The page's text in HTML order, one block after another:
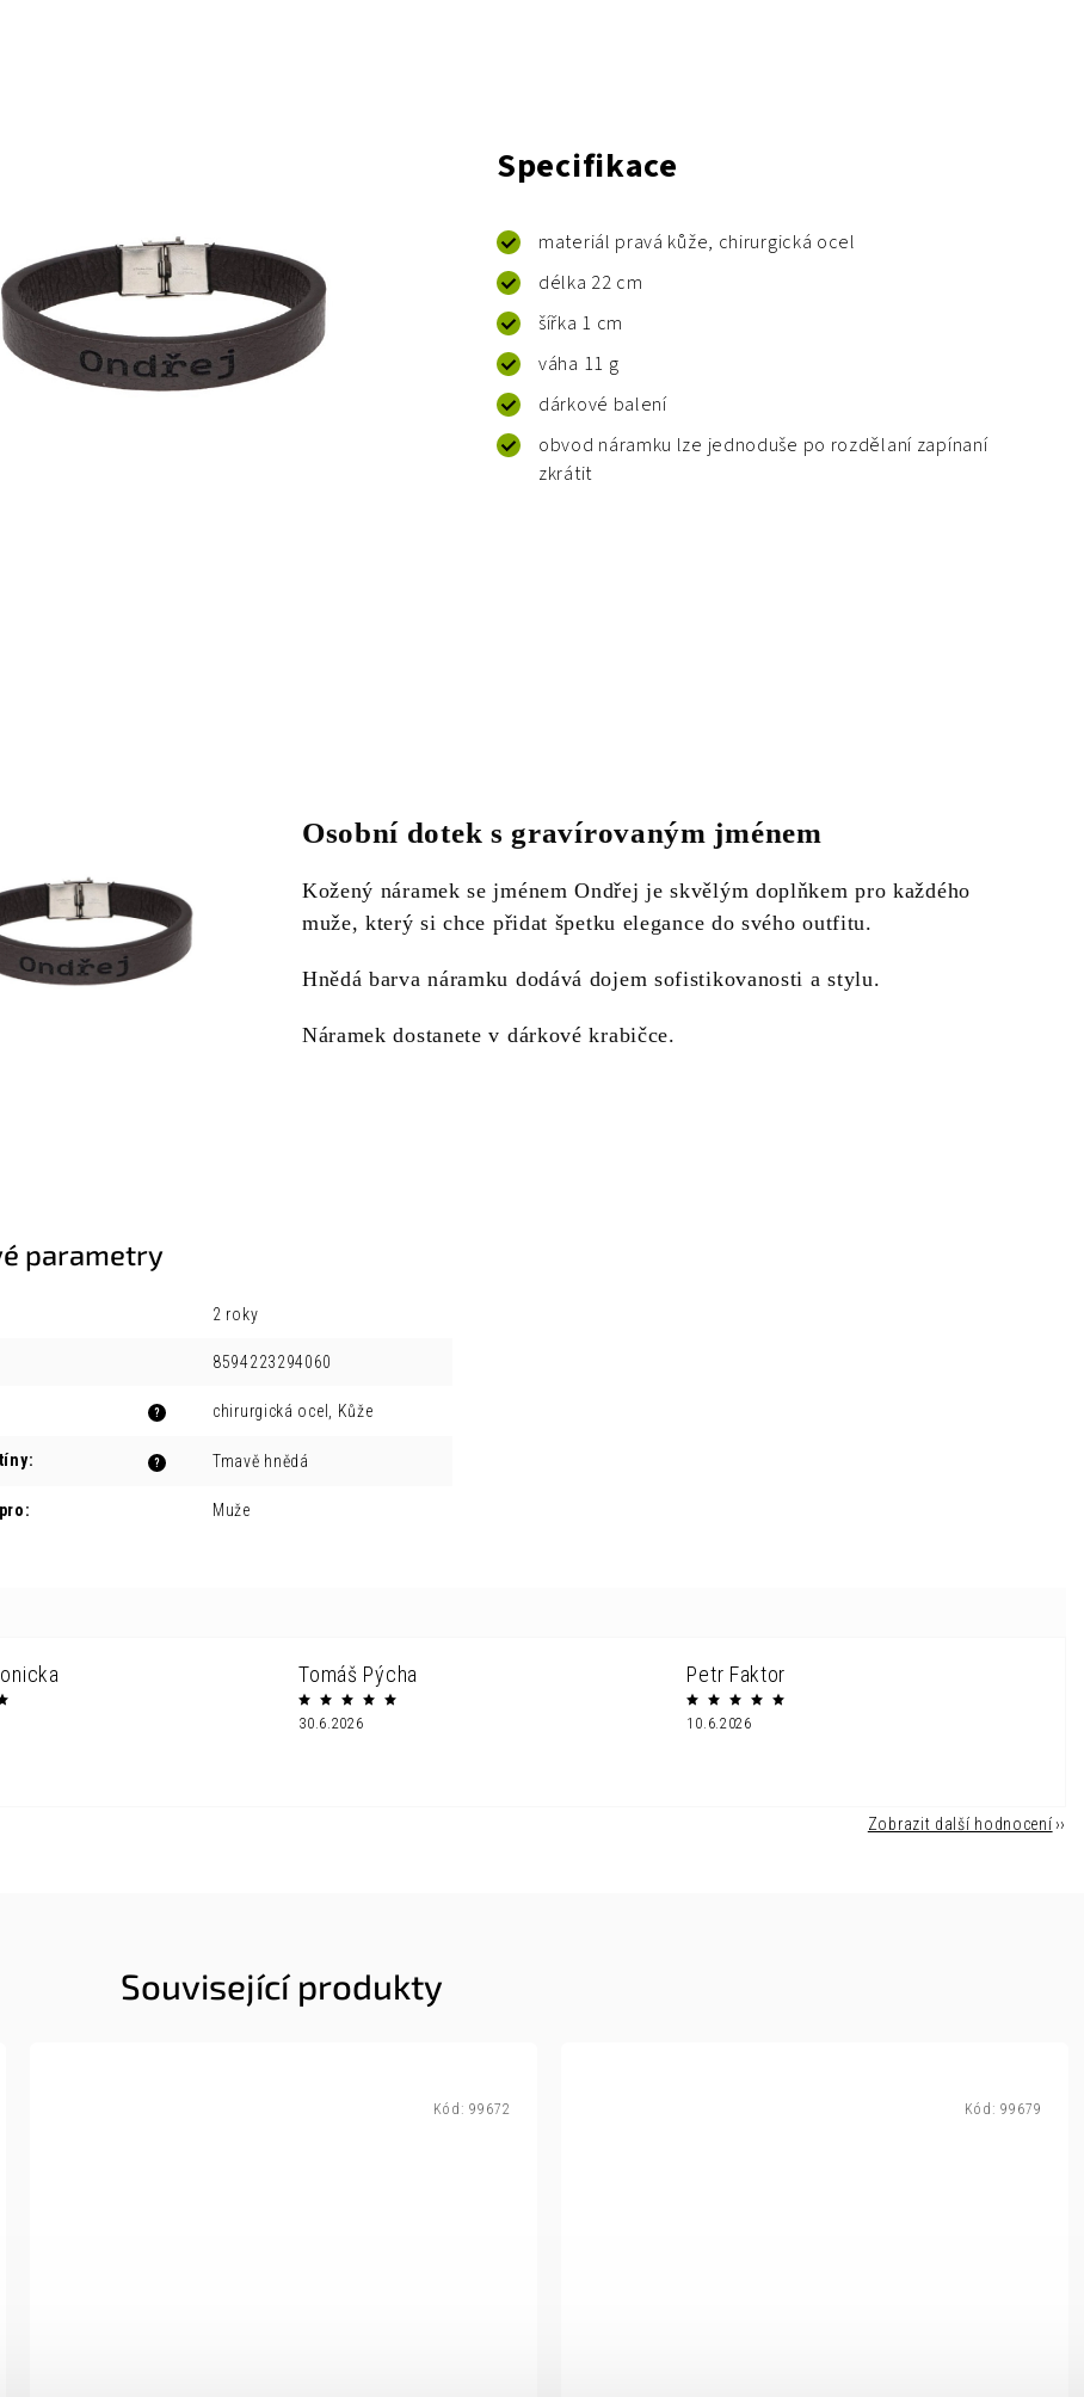
Specifikace
materiál pravá kůže, chirurgická ocel
délka 22 cm
šířka 1 cm
váha 11 g
dárkové balení
obvod náramku lze jednoduše po rozdělaní zapínaní
zkrátit
Osobní dotek s gravírovaným jménem
Kožený náramek se jménem Ondřej je skvělým doplňkem pro každého
muže, který si chce přidat špetku elegance do svého outfitu.
Hnědá barva náramku dodává dojem sofistikovanosti a stylu.
Náramek dostanete v dárkové krabičce.
parametry
2 roky
8594223294060
? chirurgická ocel, Kůže
?
: Tmavě hnědá
: Muže
Tomáš Pýcha
30.6.2026
Petr Faktor
10.6.2026
Zobrazit další hodnocení
Související produkty
Kód: 99672 Kód: 99679